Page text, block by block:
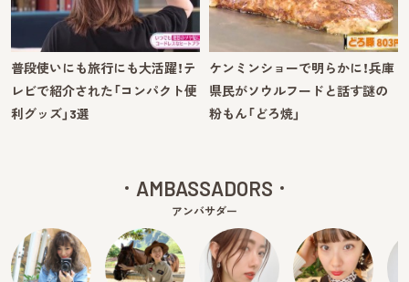
普段使いにも旅行にも大活躍！テ
レビで紹介された「コンパクト便
利グッズ」3選
ケンミンショーで明らかに！兵庫
県民がソウルフードと話す謎の
粉もん「どろ焼」
AMBASSADORS
アンバサダー